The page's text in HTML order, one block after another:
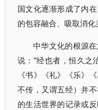
国文化逐渐形成了内
的包容融合、吸取消化
中华文化的根源
说：“经也者，恒久之
《书》《礼》《乐》
不传，又谓五经）并
的生活世界的记录或